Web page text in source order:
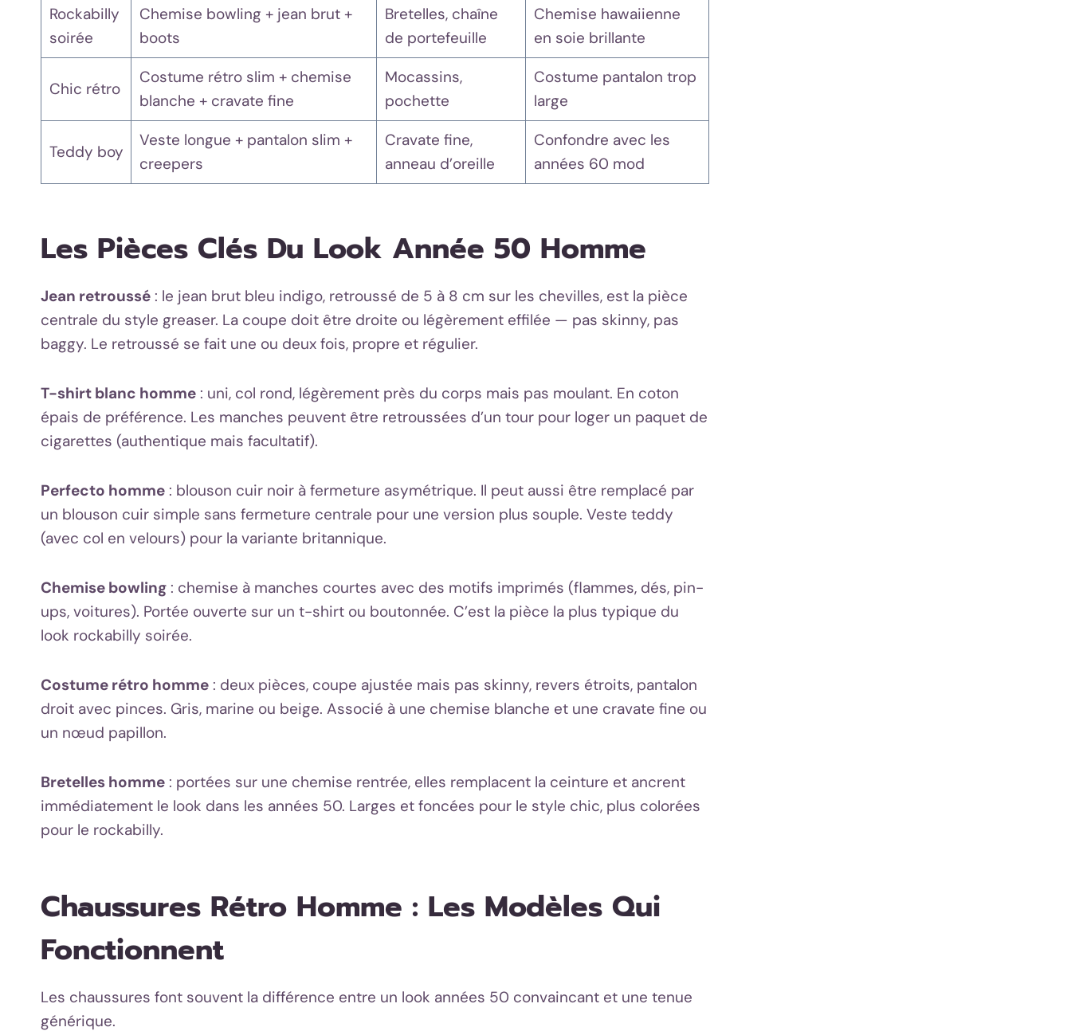
Rockabilly
soirée
Chemise bowling + jean brut +
boots
Bretelles, chaîne
de portefeuille
Chemise hawaiienne
en soie brillante
Chic rétro
Costume rétro slim + chemise
blanche + cravate fine
Mocassins,
pochette
Costume pantalon trop
large
Teddy boy
Veste longue + pantalon slim +
creepers
Cravate fine,
anneau d’oreille
Confondre avec les
années 60 mod
Les Pièces Clés Du Look Année 50 Homme
Jean retroussé : le jean brut bleu indigo, retroussé de 5 à 8 cm sur les chevilles, est la pièce
centrale du style greaser. La coupe doit être droite ou légèrement effilée — pas skinny, pas
baggy. Le retroussé se fait une ou deux fois, propre et régulier.
T-shirt blanc homme : uni, col rond, légèrement près du corps mais pas moulant. En coton
épais de préférence. Les manches peuvent être retroussées d’un tour pour loger un paquet de
cigarettes (authentique mais facultatif).
Perfecto homme : blouson cuir noir à fermeture asymétrique. Il peut aussi être remplacé par
un blouson cuir simple sans fermeture centrale pour une version plus souple. Veste teddy
(avec col en velours) pour la variante britannique.
Chemise bowling : chemise à manches courtes avec des motifs imprimés (flammes, dés, pin-
ups, voitures). Portée ouverte sur un t-shirt ou boutonnée. C’est la pièce la plus typique du
look rockabilly soirée.
Costume rétro homme : deux pièces, coupe ajustée mais pas skinny, revers étroits, pantalon
droit avec pinces. Gris, marine ou beige. Associé à une chemise blanche et une cravate fine ou
un nœud papillon.
Bretelles homme : portées sur une chemise rentrée, elles remplacent la ceinture et ancrent
immédiatement le look dans les années 50. Larges et foncées pour le style chic, plus colorées
pour le rockabilly.
Chaussures Rétro Homme : Les Modèles Qui
Fonctionnent
Les chaussures font souvent la différence entre un look années 50 convaincant et une tenue
générique.